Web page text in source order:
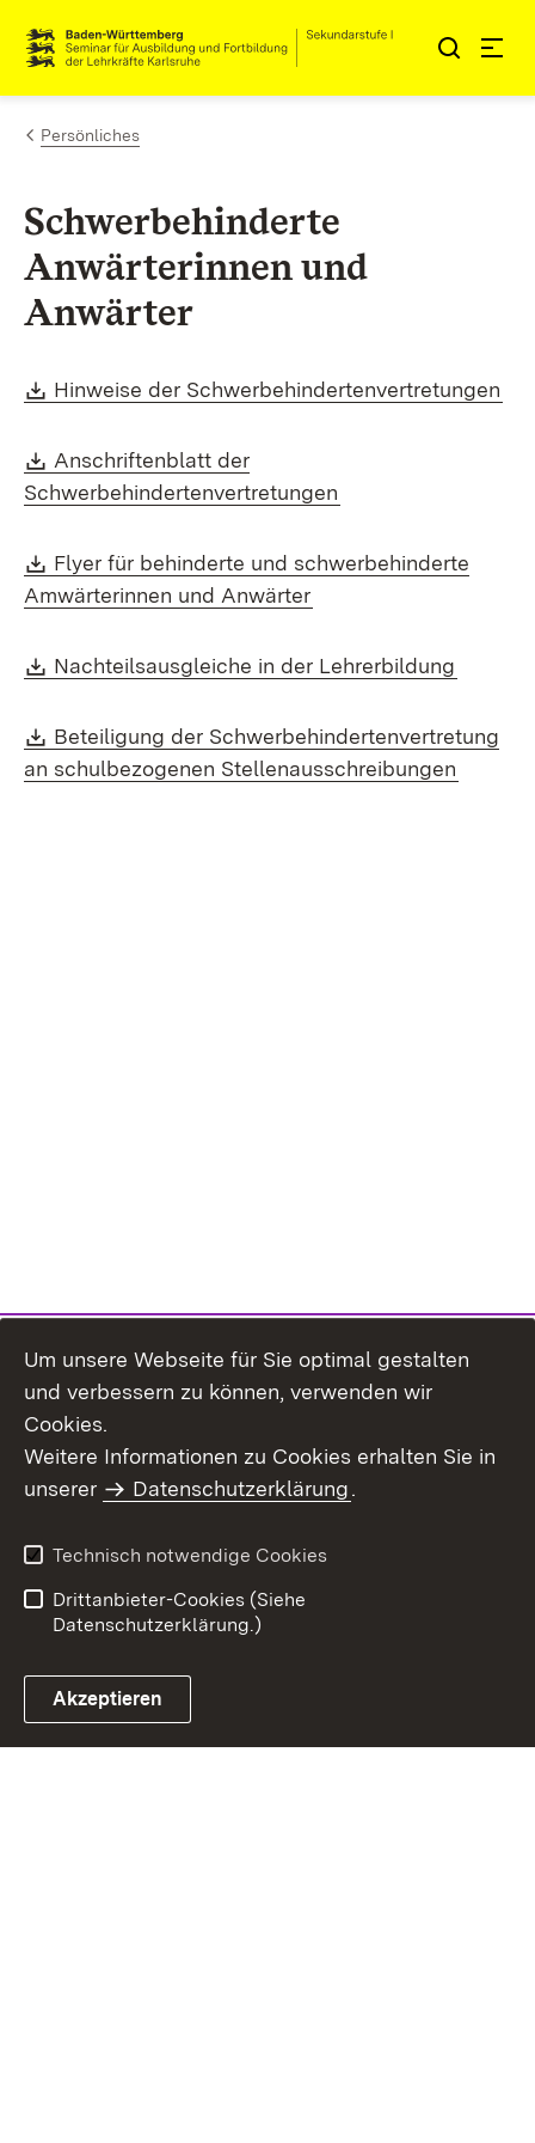
Zum Inhalt springen
Link zur Startseite
Persönliches
Schwerbehinderte
Anwärterinnen und
Anwärter
Download:
Hinweise der Schwerbehindertenvertretungen
Download:
Anschriftenblatt der
Schwerbehindertenvertretungen
Download:
Flyer für behinderte und schwerbehinderte
Amwärterinnen und Anwärter
Download:
Nachteilsausgleiche in der Lehrerbildung
Download:
Beteiligung der Schwerbehindertenvertretung
an schulbezogenen Stellenausschreibungen
Benutzungshinweise
Erklärung zur
Um unsere Webseite für Sie optimal gestalten
und verbessern zu können, verwenden wir
Cookies.
Weitere Informationen zu Cookies erhalten Sie in
unserer
Datenschutzerklärung.
Technisch notwendige Cookies
Drittanbieter-Cookies (Siehe
Datenschutzerklärung.)
Akzeptieren